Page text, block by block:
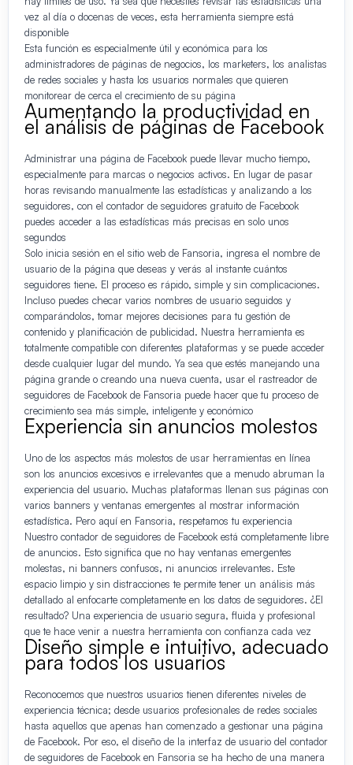
vez al día o docenas de veces, esta herramienta siempre está
disponible
Esta función es especialmente útil y económica para los
administradores de páginas de negocios, los marketers, los analistas
de redes sociales y hasta los usuarios normales que quieren
monitorear de cerca el crecimiento de su página
Aumentando la productividad en
el análisis de páginas de Facebook
Administrar una página de Facebook puede llevar mucho tiempo,
especialmente para marcas o negocios activos. En lugar de pasar
horas revisando manualmente las estadísticas y analizando a los
seguidores, con el contador de seguidores gratuito de Facebook
puedes acceder a las estadísticas más precisas en solo unos
segundos
Solo inicia sesión en el sitio web de Fansoria, ingresa el nombre de
usuario de la página que deseas y verás al instante cuántos
seguidores tiene. El proceso es rápido, simple y sin complicaciones.
Incluso puedes checar varios nombres de usuario seguidos y
comparándolos, tomar mejores decisiones para tu gestión de
contenido y planificación de publicidad. Nuestra herramienta es
totalmente compatible con diferentes plataformas y se puede acceder
desde cualquier lugar del mundo. Ya sea que estés manejando una
página grande o creando una nueva cuenta, usar el rastreador de
seguidores de Facebook de Fansoria puede hacer que tu proceso de
crecimiento sea más simple, inteligente y económico
Experiencia sin anuncios molestos
Uno de los aspectos más molestos de usar herramientas en línea
son los anuncios excesivos e irrelevantes que a menudo abruman la
experiencia del usuario. Muchas plataformas llenan sus páginas con
varios banners y ventanas emergentes al mostrar información
estadística. Pero aquí en Fansoria, respetamos tu experiencia
Nuestro contador de seguidores de Facebook está completamente libre
de anuncios. Esto significa que no hay ventanas emergentes
molestas, ni banners confusos, ni anuncios irrelevantes. Este
espacio limpio y sin distracciones te permite tener un análisis más
detallado al enfocarte completamente en los datos de seguidores. ¿El
resultado? Una experiencia de usuario segura, fluida y profesional
que te hace venir a nuestra herramienta con confianza cada vez
Diseño simple e intuitivo, adecuado
para todos los usuarios
Reconocemos que nuestros usuarios tienen diferentes niveles de
experiencia técnica; desde usuarios profesionales de redes sociales
hasta aquellos que apenas han comenzado a gestionar una página
de Facebook. Por eso, el diseño de la interfaz de usuario del contador
de seguidores de Facebook en Fansoria se ha hecho de una manera